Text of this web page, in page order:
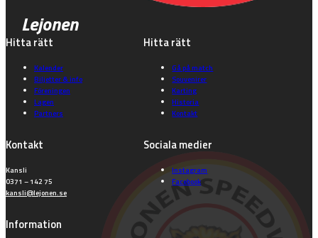
Lejonen
Hitta rätt
Kalender
Biljetter & info
Föreningen
Lagen
Partners
Hitta rätt
Gå på match
Souvenirer
Karting
Historia
Kontakt
Kontakt
Kansli
0371 – 142 75
kansli@lejonen.se
Sociala medier
Instagram
Facebook
Information